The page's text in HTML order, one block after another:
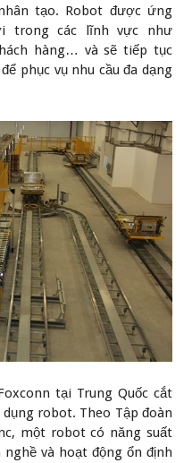
tạo. Robot được ứng
trong các lĩnh vực như
hàng… và sẽ tiếp tục
phục vụ nhu cầu đa dạng
tại Trung Quốc cắt
robot. Theo Tập đoàn
một robot có năng suất
và hoạt động ổn định